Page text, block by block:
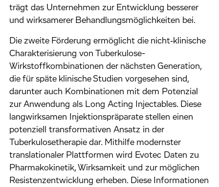
trägt das Unternehmen zur Entwicklung besserer
und wirksamerer Behandlungsmöglichkeiten bei.
Die zweite Förderung ermöglicht die nicht‑klinische
Charakterisierung von Tuberkulose-
Wirkstoffkombinationen der nächsten Generation,
die für späte klinische Studien vorgesehen sind,
darunter auch Kombinationen mit dem Potenzial
zur Anwendung als Long Acting Injectables. Diese
langwirksamen Injektionspräparate stellen einen
potenziell transformativen Ansatz in der
Tuberkulosetherapie dar. Mithilfe modernster
translationaler Plattformen wird Evotec Daten zu
Pharmakokinetik, Wirksamkeit und zur möglichen
Resistenzentwicklung erheben. Diese Informationen